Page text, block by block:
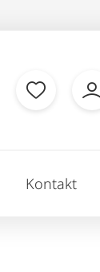
Kontakt